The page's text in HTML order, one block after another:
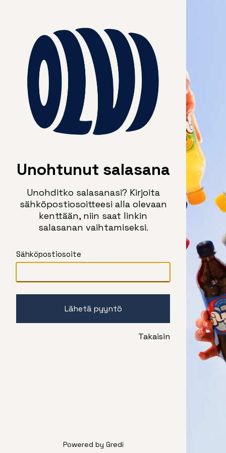
Unohtunut salasana
Unohditko salasanasi? Kirjoita
sähköpostiosoitteesi alla olevaan
kenttään, niin saat linkin
salasanan vaihtamiseksi.
Sähköpostiosoite
Takaisin
Powered by Gredi